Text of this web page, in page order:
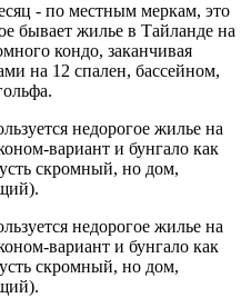
- по местным меркам, это
бывает жилье в Тайланде на
кондо, заканчивая
на 12 спален, бассейном,
недорогое жилье на
вариант и бунгало как
скромный, но дом,
недорогое жилье на
вариант и бунгало как
скромный, но дом,